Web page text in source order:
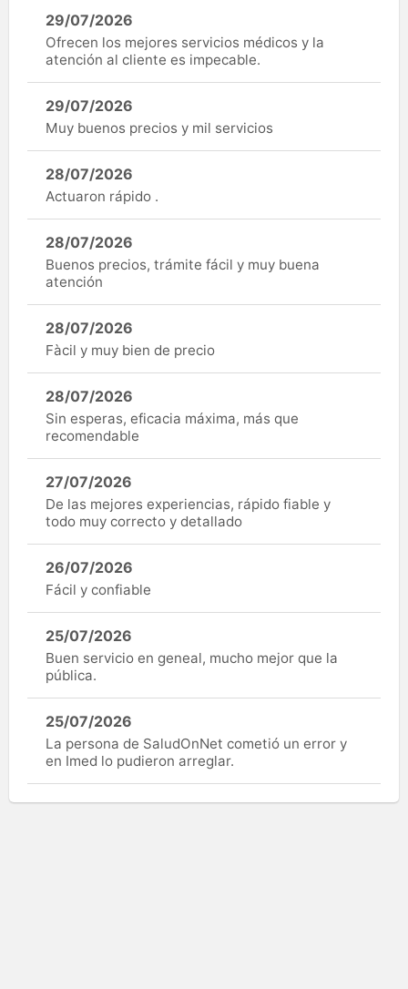
29/07/2026
Ofrecen los mejores servicios médicos y la
atención al cliente es impecable.
29/07/2026
Muy buenos precios y mil servicios
28/07/2026
Actuaron rápido .
28/07/2026
Buenos precios, trámite fácil y muy buena
atención
28/07/2026
Fàcil y muy bien de precio
28/07/2026
Sin esperas, eficacia máxima, más que
recomendable
27/07/2026
De las mejores experiencias, rápido fiable y
todo muy correcto y detallado
26/07/2026
Fácil y confiable
25/07/2026
Buen servicio en geneal, mucho mejor que la
pública.
25/07/2026
La persona de SaludOnNet cometió un error y
en Imed lo pudieron arreglar.